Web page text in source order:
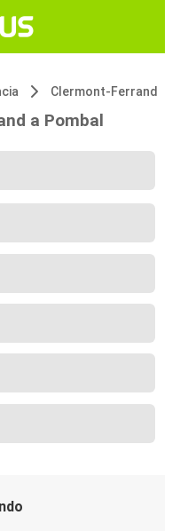
Clermont-Ferrand
a Pombal